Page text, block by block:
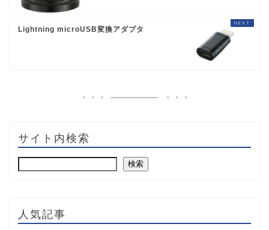
Lightning microUSB変換アダプタ
サイト内検索
検索
人気記事